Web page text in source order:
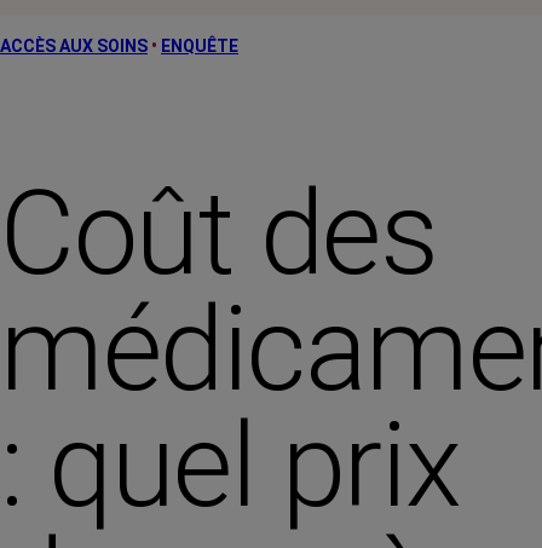
ACCÈS AUX SOINS • ENQUÊTE
Coût des
: quel prix